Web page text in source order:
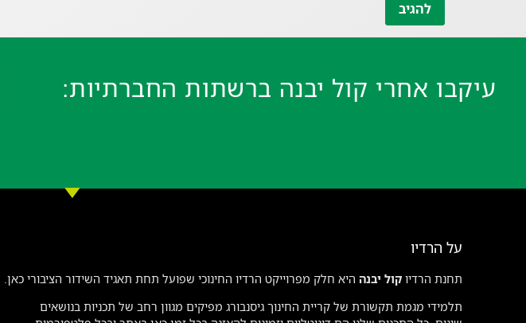
עיקבו אחרי קול יבנה ברשתות החברתיות:
על הרדיו
תחנת הרדיו קול יבנה היא חלק מפרוייקט הרדיו החינוכי שפועל תחת תאגיד השידור הציבורי כאן.
תלמידי מגמת תקשורת של קריית החינוך גיסנבורג מפיקים מגוון רחב של תכניות בנושאים